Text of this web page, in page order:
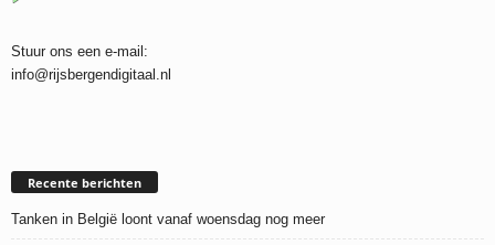
Stuur ons een e-mail:
info@rijsbergendigitaal.nl
Recente berichten
Tanken in België loont vanaf woensdag nog meer